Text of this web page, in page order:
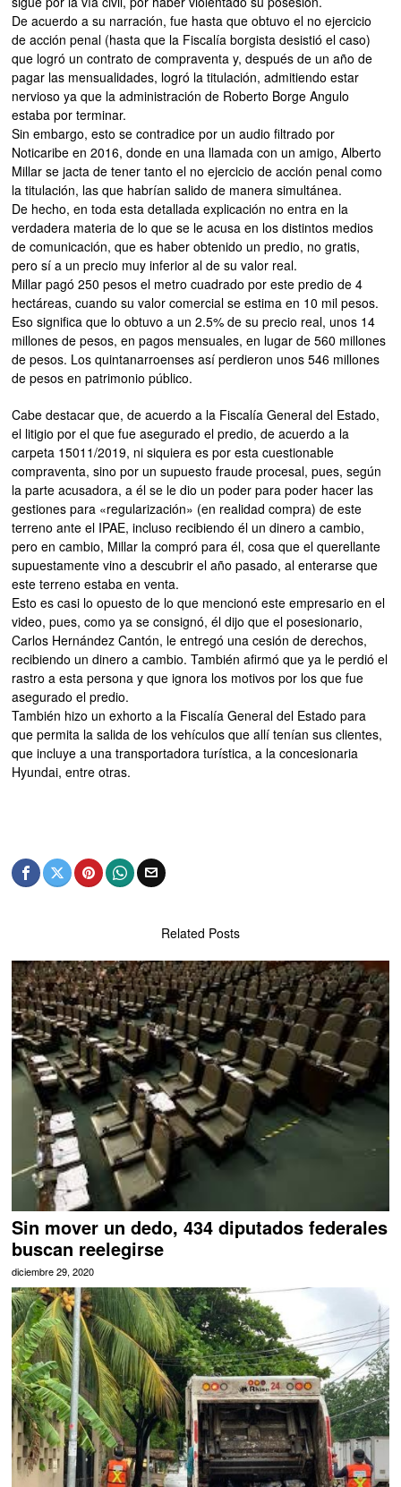
De acuerdo a su narración, fue hasta que obtuvo el no ejercicio
de acción penal (hasta que la Fiscalía borgista desistió el caso)
que logró un contrato de compraventa y, después de un año de
pagar las mensualidades, logró la titulación, admitiendo estar
nervioso ya que la administración de Roberto Borge Angulo
estaba por terminar.
Sin embargo, esto se contradice por un audio filtrado por
Noticaribe en 2016, donde en una llamada con un amigo, Alberto
Millar se jacta de tener tanto el no ejercicio de acción penal como
la titulación, las que habrían salido de manera simultánea.
De hecho, en toda esta detallada explicación no entra en la
verdadera materia de lo que se le acusa en los distintos medios
de comunicación, que es haber obtenido un predio, no gratis,
pero sí a un precio muy inferior al de su valor real.
Millar pagó 250 pesos el metro cuadrado por este predio de 4
hectáreas, cuando su valor comercial se estima en 10 mil pesos.
Eso significa que lo obtuvo a un 2.5% de su precio real, unos 14
millones de pesos, en pagos mensuales, en lugar de 560 millones
de pesos. Los quintanarroenses así perdieron unos 546 millones
de pesos en patrimonio público.
Cabe destacar que, de acuerdo a la Fiscalía General del Estado,
el litigio por el que fue asegurado el predio, de acuerdo a la
carpeta 15011/2019, ni siquiera es por esta cuestionable
compraventa, sino por un supuesto fraude procesal, pues, según
la parte acusadora, a él se le dio un poder para poder hacer las
gestiones para «regularización» (en realidad compra) de este
terreno ante el IPAE, incluso recibiendo él un dinero a cambio,
pero en cambio, Millar la compró para él, cosa que el querellante
supuestamente vino a descubrir el año pasado, al enterarse que
este terreno estaba en venta.
Esto es casi lo opuesto de lo que mencionó este empresario en el
video, pues, como ya se consignó, él dijo que el posesionario,
Carlos Hernández Cantón, le entregó una cesión de derechos,
recibiendo un dinero a cambio. También afirmó que ya le perdió el
rastro a esta persona y que ignora los motivos por los que fue
asegurado el predio.
También hizo un exhorto a la Fiscalía General del Estado para
que permita la salida de los vehículos que allí tenían sus clientes,
que incluye a una transportadora turística, a la concesionaria
Hyundai, entre otras.
Related Posts
Sin mover un dedo, 434 diputados federales
buscan reelegirse
diciembre 29, 2020